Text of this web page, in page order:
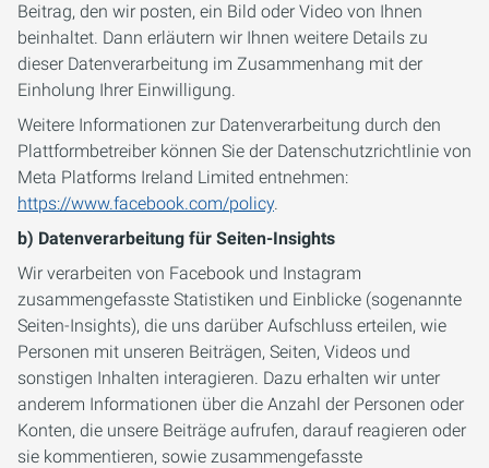
Beitrag, den wir posten, ein Bild oder Video von Ihnen
beinhaltet. Dann erläutern wir Ihnen weitere Details zu
dieser Datenverarbeitung im Zusammenhang mit der
Einholung Ihrer Einwilligung.
Weitere Informationen zur Datenverarbeitung durch den
Plattformbetreiber können Sie der Datenschutzrichtlinie von
Meta Platforms Ireland Limited entnehmen:
https://www.facebook.com/policy.
b) Datenverarbeitung für Seiten-Insights
Wir verarbeiten von Facebook und Instagram
zusammengefasste Statistiken und Einblicke (sogenannte
Seiten-Insights), die uns darüber Aufschluss erteilen, wie
Personen mit unseren Beiträgen, Seiten, Videos und
sonstigen Inhalten interagieren. Dazu erhalten wir unter
anderem Informationen über die Anzahl der Personen oder
Konten, die unsere Beiträge aufrufen, darauf reagieren oder
sie kommentieren, sowie zusammengefasste